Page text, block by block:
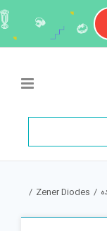
/
Zener Diodes
/